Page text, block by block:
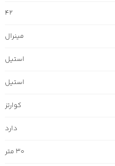
42
مینرال
استیل
استیل
کوارتز
دارد
30 متر